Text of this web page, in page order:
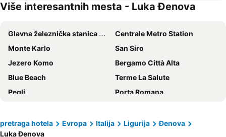
Mercure Genova San Biagio
Hotel Continental Genova
Piazza della Vittoria
Hotel Punta San Martino
Grand Hotel Arenzano
Hotel Serena
NH Genova Centro
Home Grifondoro Affittacamere
Hotel Esperia
Albergo Locanda Alambra
Hotel Nuovo Nord
Best Western Hotel Moderno Verdi
Albergo Fiorita
Best Western Plus City Hotel
Više interesantnih mesta - Luka Đenova
Glavna železnička stanica Milano
Centrale Metro Station
Monte Karlo
San Siro
Jezero Komo
Bergamo Città Alta
Blue Beach
Terme La Salute
Pegli
Porta Romana
Železnička stanica San Remo
Milanska katedrala
pretraga hotela Evropa Italija Ligurija
Đenova
Luka Đenova